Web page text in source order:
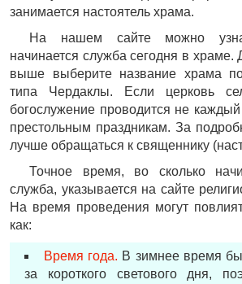
занимается настоятель храма.
На нашем сайте можно
начинается служба сегодня в храме.
выше выберите название храма
типа Чердаклы. Если церковь
богослужение проводится не
престольным праздникам. За
лучше обращаться к священнику
Точное время, во сколько
служба, указывается на сайте
На время проведения могут
как:
Время года. В зимнее время
за короткого светового дня,